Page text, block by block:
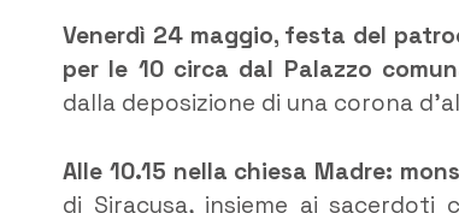
Venerdì 24 maggio, festa del
per le 10 circa dal Palazzo
dalla deposizione di una corona
Alle 10.15 nella chiesa Madre:
di Siracusa, insieme ai sacerdoti